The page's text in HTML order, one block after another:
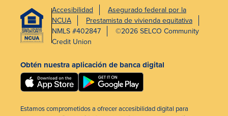
Accesibilidad
Asegurado federal por la
NCUA
Prestamista de vivienda equitativa
NMLS #402847
©2026 SELCO Community
Credit Union
Obtén nuestra aplicación de banca digital
Estamos comprometidos a ofrecer accesibilidad digital para